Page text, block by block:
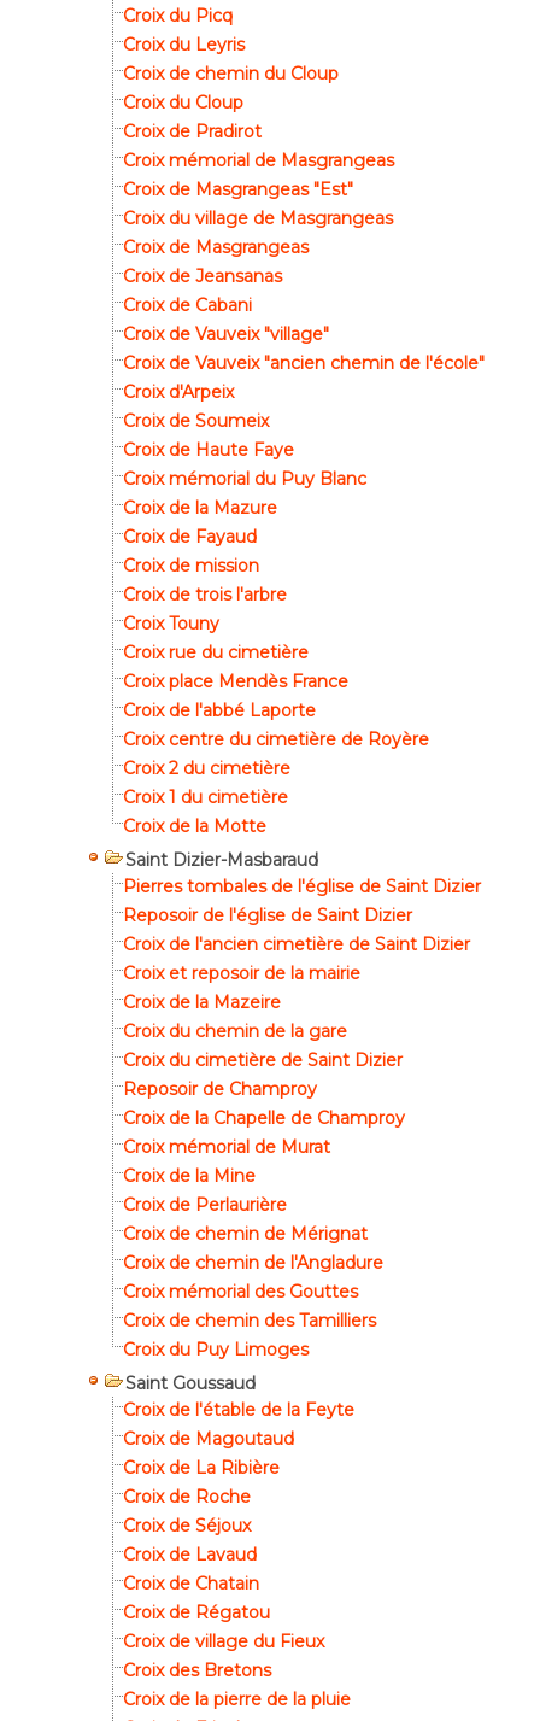
Croix du Picq
Croix du Leyris
Croix de chemin du Cloup
Croix du Cloup
Croix de Pradirot
Croix mémorial de Masgrangeas
Croix de Masgrangeas "Est"
Croix du village de Masgrangeas
Croix de Masgrangeas
Croix de Jeansanas
Croix de Cabani
Croix de Vauveix "village"
Croix de Vauveix "ancien chemin de l'école"
Croix d'Arpeix
Croix de Soumeix
Croix de Haute Faye
Croix mémorial du Puy Blanc
Croix de la Mazure
Croix de Fayaud
Croix de mission
Croix de trois l'arbre
Croix Touny
Croix rue du cimetière
Croix place Mendès France
Croix de l'abbé Laporte
Croix centre du cimetière de Royère
Croix 2 du cimetière
Croix 1 du cimetière
Croix de la Motte
Saint Dizier-Masbaraud
Pierres tombales de l'église de Saint Dizier
Reposoir de l'église de Saint Dizier
Croix de l'ancien cimetière de Saint Dizier
Croix et reposoir de la mairie
Croix de la Mazeire
Croix du chemin de la gare
Croix du cimetière de Saint Dizier
Reposoir de Champroy
Croix de la Chapelle de Champroy
Croix mémorial de Murat
Croix de la Mine
Croix de Perlaurière
Croix de chemin de Mérignat
Croix de chemin de l'Angladure
Croix mémorial des Gouttes
Croix de chemin des Tamilliers
Croix du Puy Limoges
Saint Goussaud
Croix de l'étable de la Feyte
Croix de Magoutaud
Croix de La Ribière
Croix de Roche
Croix de Séjoux
Croix de Lavaud
Croix de Chatain
Croix de Régatou
Croix de village du Fieux
Croix des Bretons
Croix de la pierre de la pluie